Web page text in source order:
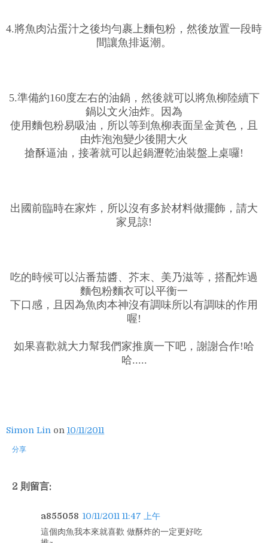
4.將魚肉沾蛋汁之後均勻裹上麵包粉，然後放置一段時
間讓魚排返潮。
5.準備約160度左右的油鍋，然後就可以將魚柳陸續下
鍋以文火油炸。因為
使用麵包粉易吸油，所以等到魚柳表面呈金黃色，且
由炸泡泡變少後開大火
搶酥逼油，接著就可以起鍋瀝乾油裝盤上桌囉!
出國前臨時在家炸，所以沒有多於材料做擺飾，請大
家見諒!
吃的時候可以沾番茄醬、芥末、美乃滋等，搭配炸過
麵包粉麵衣可以平衡一
下口感，且因為魚肉本神沒有調味所以有調味的作用
喔!
如果喜歡就大力幫我們家推廣一下吧，謝謝合作!哈
哈.....
Simon Lin on 10/11/2011
分享
2 則留言:
a855058 10/11/2011 11:47 上午
這個肉魚我本來就喜歡 做酥炸的一定更好吃